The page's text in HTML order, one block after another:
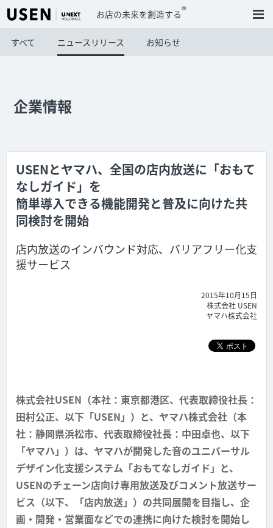
お店の未来を創造する®
すべて ニュースリリース お知らせ
企業情報
USENとヤマハ、全国の店内放送に「おもて
なしガイド」を
簡単導入できる機能開発と普及に向けた共
同検討を開始
店内放送のインバウンド対応、バリアフリー化支
援サービス
2015年10月15日
株式会社 USEN
ヤマハ株式会社
株式会社USEN（本社：東京都港区、代表取締役社長：
田村公正、以下「USEN」）と、ヤマハ株式会社（本
社：静岡県浜松市、代表取締役社長：中田卓也、以下
「ヤマハ」）は、ヤマハが開発した音のユニバーサル
デザイン化支援システム「おもてなしガイド」と、
USENのチェーン店向け専用放送及びコメント放送サー
ビス（以下、「店内放送」）の共同展開を目指し、企
画・開発・営業面などでの連携に向けた検討を開始し